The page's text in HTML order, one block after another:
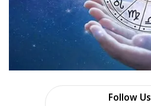
Follow Us